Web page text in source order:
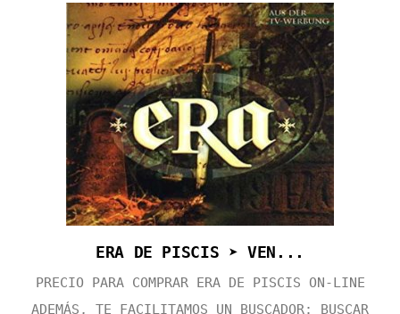
ERA DE PISCIS ➤ VEN...
PRECIO PARA COMPRAR ERA DE PISCIS ON-LINE
ADEMÁS, TE FACILITAMOS UN BUSCADOR: BUSCAR